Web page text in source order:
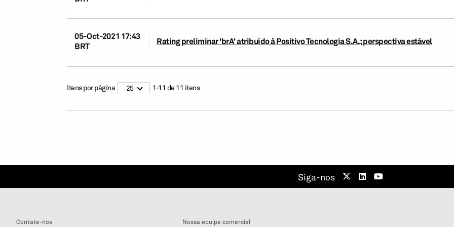
05-Oct-2021 17:43
BRT
Rating preliminar 'brA' atribuído à Positivo Tecnologia S.A.; perspectiva estável
Itens por página 25 1-11 de 11 itens
Siga-nos
Contate-nos Nossa equipe comercial